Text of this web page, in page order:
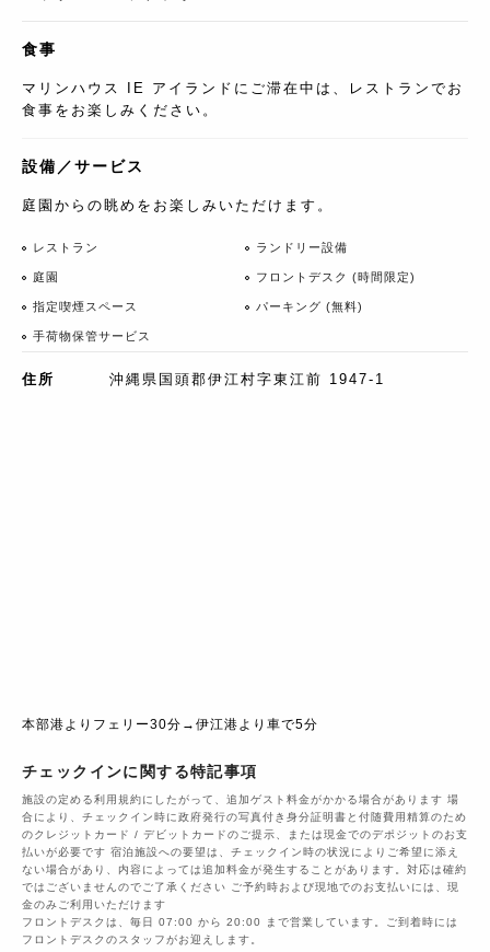
食事
マリンハウス IE アイランドにご滞在中は、レストランでお
食事をお楽しみください。
設備／サービス
庭園からの眺めをお楽しみいただけます。
レストラン ランドリー設備
庭園 フロントデスク (時間限定)
指定喫煙スペース パーキング (無料)
手荷物保管サービス
住所 沖縄県国頭郡伊江村字東江前 1947-1
本部港よりフェリー30分→伊江港より車で5分
チェックインに関する特記事項
施設の定める利用規約にしたがって、追加ゲスト料金がかかる場合があります 場
合により、チェックイン時に政府発行の写真付き身分証明書と付随費用精算のため
のクレジットカード / デビットカードのご提示、または現金でのデポジットのお支
払いが必要です 宿泊施設への要望は、チェックイン時の状況によりご希望に添え
ない場合があり、内容によっては追加料金が発生することがあります。対応は確約
ではございませんのでご了承ください ご予約時および現地でのお支払いには、現
金のみご利用いただけます
フロントデスクは、毎日 07:00 から 20:00 まで営業しています。ご到着時には
フロントデスクのスタッフがお迎えします。